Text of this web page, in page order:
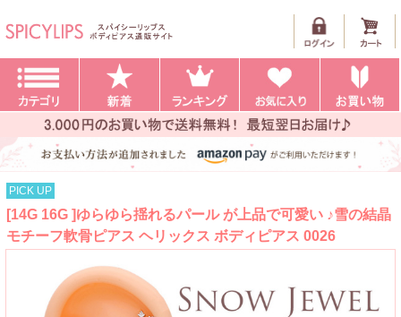
PICK UP
[14G 16G ]ゆらゆら揺れるパール が上品で可愛い ♪雪の結晶
モチーフ軟骨ピアス ヘリックス ボディピアス 0026